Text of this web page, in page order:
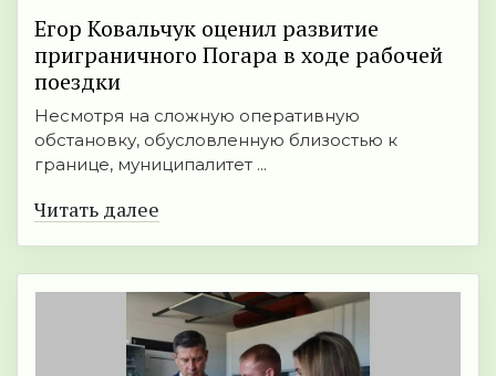
Егор Ковальчук оценил развитие
приграничного Погара в ходе рабочей
поездки
Несмотря на сложную оперативную
обстановку, обусловленную близостью к
границе, муниципалитет ...
Читать далее